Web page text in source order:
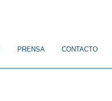
PRENSA CONTACTO